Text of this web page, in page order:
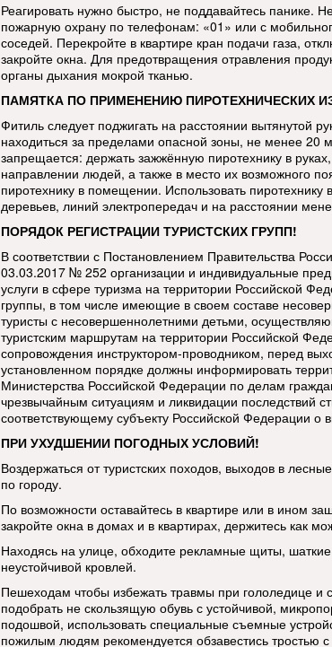
Реагировать нужно быстро, не поддавайтесь панике.
пожарную охрану по телефонам: «01» или с
соседей. Перекройте в квартире кран подачи газа,
закройте окна. Для предотвращения отравления
органы дыхания мокрой тканью.
ПАМЯТКА ПО ПРИМЕНЕНИЮ ПИРОТЕХНИЧЕСКИХ
Фитиль следует поджигать на расстоянии вытянутой
находиться за пределами опасной зоны, не менее 20
запрещается: держать зажжённую пиротехнику в руках,
направлении людей, а также в место их возможного
пиротехнику в помещении. Использовать пиротехнику
деревьев, линий электропередач и на расстоянии
ПОРЯДОК РЕГИСТРАЦИИ ТУРИСТСКИХ ГРУПП!
В соответствии с Постановлением Правительства
03.03.2017 № 252 организации и индивидуальные
услуги в сфере туризма на территории Российской
группы, в том числе имеющие в своем составе
туристы с несовершеннолетними детьми,
туристским маршрутам на территории Российской
сопровождения инструктором-проводником, перед
установленном порядке должны информировать
Министерства Российской Федерации по делам
чрезвычайным ситуациям и ликвидации последствий
соответствующему субъекту Российской Федерации о
ПРИ УХУДШЕНИИ ПОГОДНЫХ УСЛОВИЙ!
Воздержаться от туристских походов, выходов в
по городу.
По возможности оставайтесь в квартире или в ином
закройте окна в домах и в квартирах, держитесь как
Находясь на улице, обходите рекламные щиты,
неустойчивой кровлей.
Пешеходам чтобы избежать травмы при гололедице и
подобрать не скользящую обувь с устойчивой,
подошвой, использовать специальные съемные
пожилым людям рекомендуется обзавестись тростью